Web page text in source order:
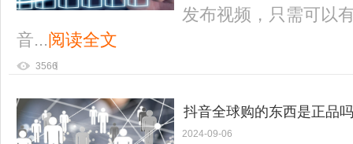
发布视频，只需可以
音...阅读全文
3566
抖音全球购的东西是正品
2024-09-06